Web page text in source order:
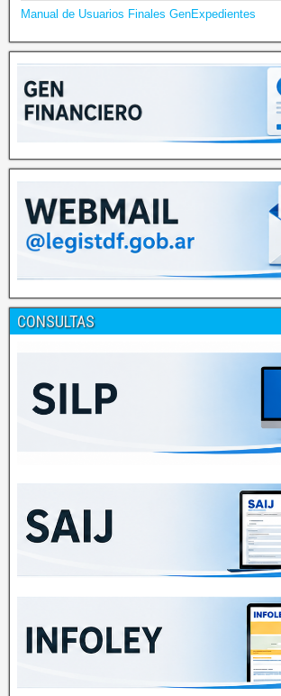
Manual de Usuarios Finales GenExpedientes
CONSULTAS